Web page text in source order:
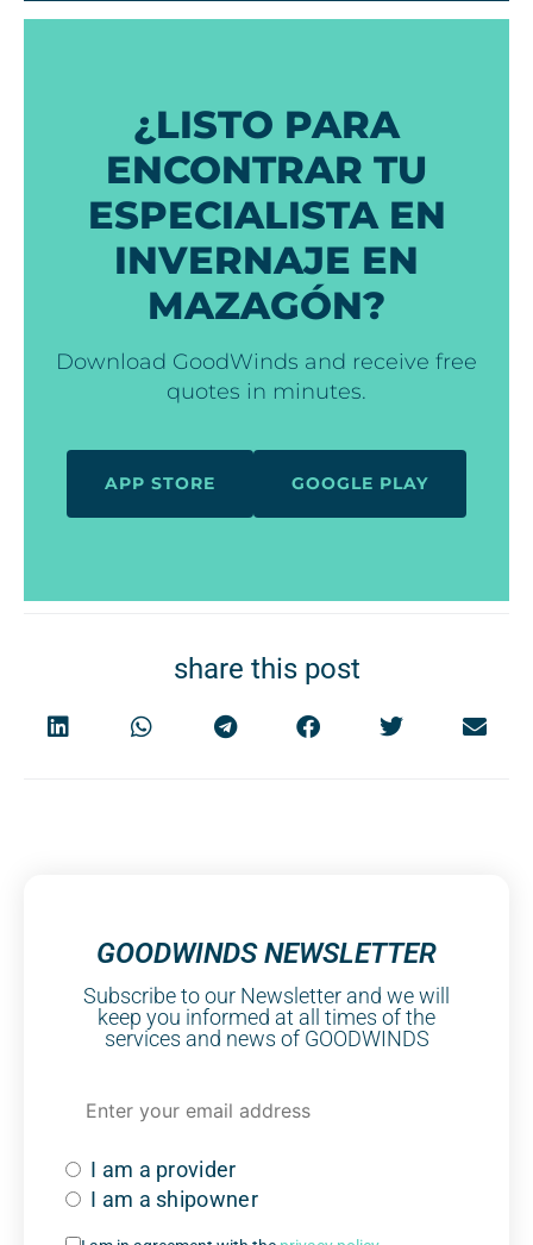
¿LISTO PARA
ENCONTRAR TU
ESPECIALISTA EN
INVERNAJE EN
MAZAGÓN?
Download GoodWinds and receive free
quotes in minutes.
APP STORE GOOGLE PLAY
share this post
GOODWINDS NEWSLETTER
Subscribe to our Newsletter and we will
keep you informed at all times of the
services and news of GOODWINDS
I am a provider
I am a shipowner